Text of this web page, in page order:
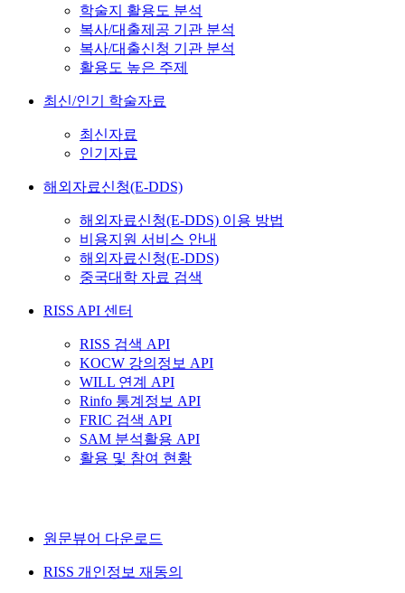
학술지 활용도 분석
복사/대출제공 기관 분석
복사/대출신청 기관 분석
활용도 높은 주제
최신/인기 학술자료
최신자료
인기자료
해외자료신청(E-DDS)
해외자료신청(E-DDS) 이용 방법
비용지원 서비스 안내
해외자료신청(E-DDS)
중국대학 자료 검색
RISS API 센터
RISS 검색 API
KOCW 강의정보 API
WILL 연계 API
Rinfo 통계정보 API
FRIC 검색 API
SAM 분석활용 API
활용 및 참여 현황
원문뷰어 다운로드
RISS 개인정보 재동의